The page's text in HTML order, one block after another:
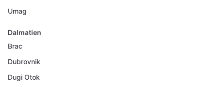
Umag
Dalmatien
Brac
Dubrovnik
Dugi Otok